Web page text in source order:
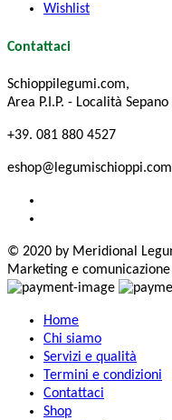
Wishlist
Contattaci
Schioppilegumi.com,
Area P.I.P. - Località
+39. 081 880 4527
eshop@legumischioppi.com
© 2020 by Meridional
Marketing e
Home
Chi siamo
Servizi e qualità
Termini e condizioni
Contattaci
Shop